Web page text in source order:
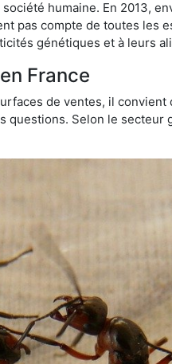
humaine. En 2013,
pas compte de toutes les
génétiques et à leurs
France
de ventes, il convient
questions. Selon le